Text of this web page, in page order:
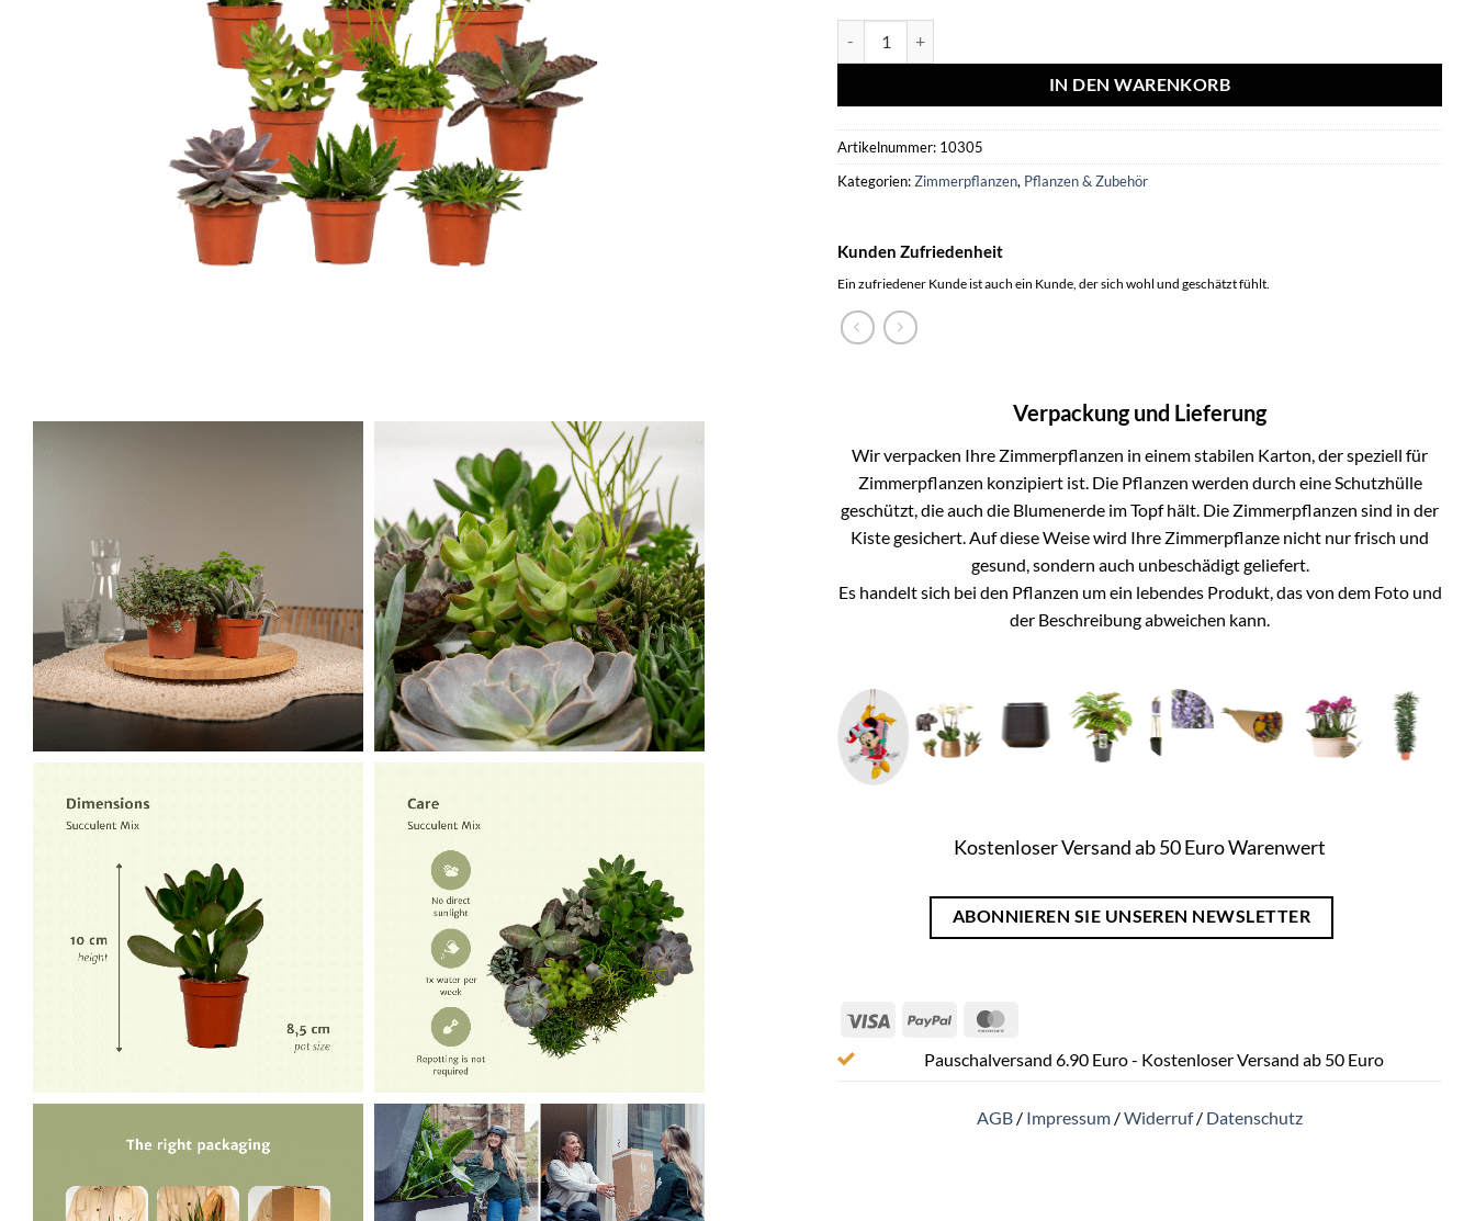
IN DEN WARENKORB
Artikelnummer: 10305
Kategorien:Zimmerpflanzen, Pflanzen & Zubehör
Kunden Zufriedenheit
Ein zufriedener Kunde ist auch ein Kunde, der sich wohl und geschätzt fühlt.
Verpackung und Lieferung
Wir verpacken Ihre Zimmerpflanzen in einem stabilen Karton, der speziell für
Zimmerpflanzen konzipiert ist. Die Pflanzen werden durch eine Schutzhülle
geschützt, die auch die Blumenerde im Topf hält. Die Zimmerpflanzen sind in der
Kiste gesichert. Auf diese Weise wird Ihre Zimmerpflanze nicht nur frisch und
gesund, sondern auch unbeschädigt geliefert.
Es handelt sich bei den Pflanzen um ein lebendes Produkt, das von dem Foto und
der Beschreibung abweichen kann.
Kostenloser Versand ab 50 Euro Warenwert
ABONNIEREN SIE UNSEREN NEWSLETTER
Visa PayPal
Pauschalversand 6.90 Euro - Kostenloser Versand ab 50 Euro
AGB / Impressum /Widerruf/ Datenschutz